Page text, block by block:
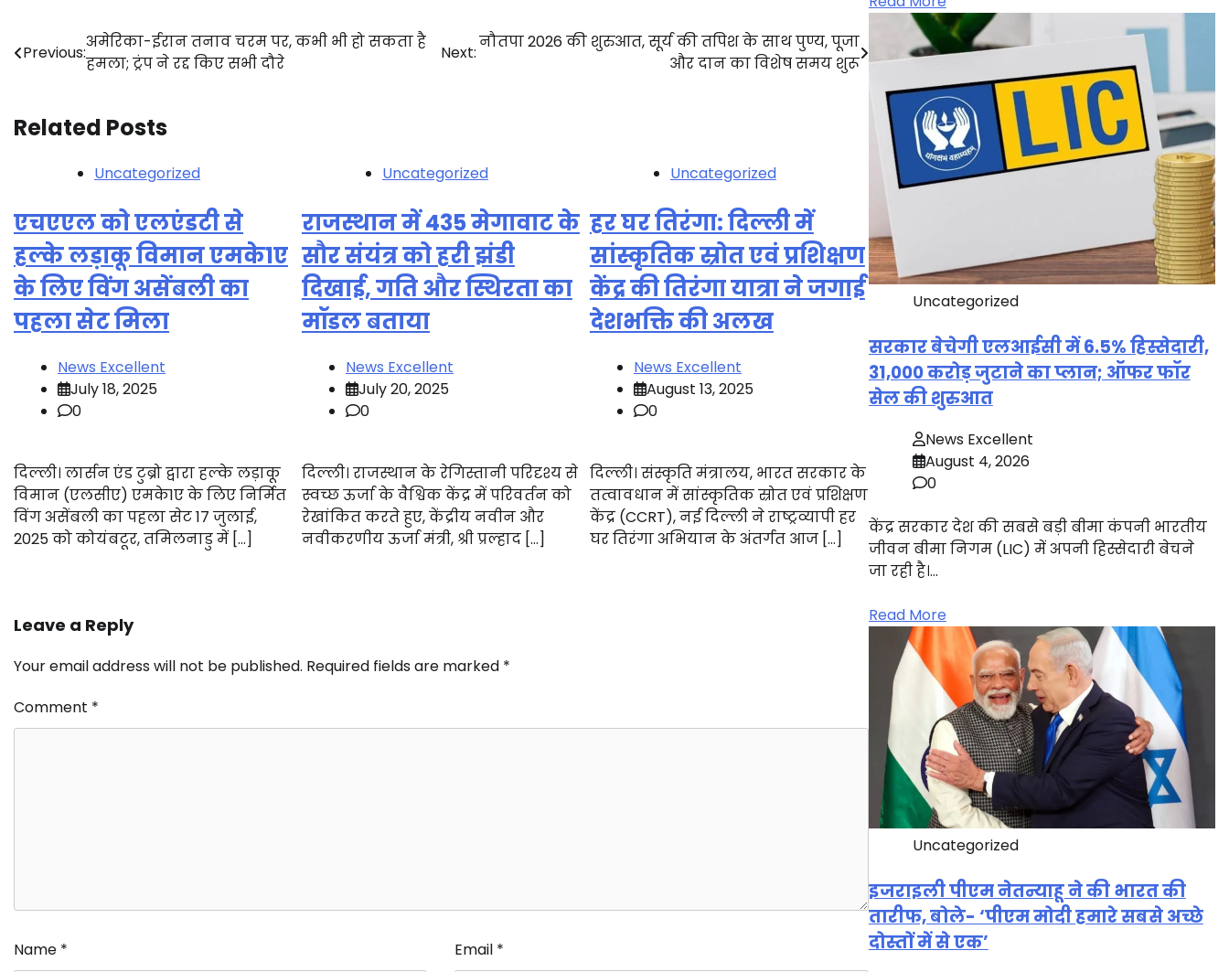
Post
navigation
Previous:
अमेरिका-ईरान तनाव चरम पर, कभी भी हो सकता है
हमला; ट्रंप ने रद्द किए सभी दौरे
Next:
नौतपा 2026 की शुरुआत, सूर्य की तपिश के साथ पुण्य, पूजा
और दान का विशेष समय शुरू
Related Posts
Uncategorized
एचएएल को एलएंडटी से
हल्के लड़ाकू विमान एमके1ए
के लिए विंग असेंबली का
पहला सेट मिला
News Excellent
July 18, 2025
0
दिल्ली। लार्सन एंड टुब्रो द्वारा हल्के लड़ाकू
विमान (एलसीए) एमके1ए के लिए निर्मित
विंग असेंबली का पहला सेट 17 जुलाई,
2025 को कोयंबटूर, तमिलनाडु में […]
Uncategorized
राजस्थान में 435 मेगावाट के
सौर संयंत्र को हरी झंडी
दिखाई, गति और स्थिरता का
मॉडल बताया
News Excellent
July 20, 2025
0
दिल्ली। राजस्थान के रेगिस्तानी परिदृश्य से
स्वच्छ ऊर्जा के वैश्विक केंद्र में परिवर्तन को
रेखांकित करते हुए, केंद्रीय नवीन और
नवीकरणीय ऊर्जा मंत्री, श्री प्रल्हाद […]
Uncategorized
हर घर तिरंगा: दिल्ली में
सांस्कृतिक स्रोत एवं प्रशिक्षण
केंद्र की तिरंगा यात्रा ने जगाई
देशभक्ति की अलख
News Excellent
August 13, 2025
0
दिल्ली। संस्कृति मंत्रालय, भारत सरकार के
तत्वावधान में सांस्कृतिक स्रोत एवं प्रशिक्षण
केंद्र (CCRT), नई दिल्ली ने राष्ट्रव्यापी हर
घर तिरंगा अभियान के अंतर्गत आज […]
Leave a Reply
Your email address will not be published. Required fields are marked *
Comment *
Name * Email *
Uncategorized
सरकार बेचेगी एलआईसी में 6.5% हिस्सेदारी,
31,000 करोड़ जुटाने का प्लान; ऑफर फॉर
सेल की शुरुआत
News Excellent
August 4, 2026
0
केंद्र सरकार देश की सबसे बड़ी बीमा कंपनी भारतीय
जीवन बीमा निगम (LIC) में अपनी हिस्सेदारी बेचने
जा रही है।…
Read More
Uncategorized
इजराइली पीएम नेतन्याहू ने की भारत की
तारीफ, बोले- ‘पीएम मोदी हमारे सबसे अच्छे
दोस्तों में से एक’